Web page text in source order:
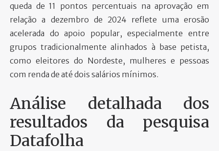
queda de 11 pontos percentuais na aprovação em
relação a dezembro de 2024 reflete uma erosão
acelerada do apoio popular, especialmente entre
grupos tradicionalmente alinhados à base petista,
como eleitores do Nordeste, mulheres e pessoas
com renda de até dois salários mínimos.
Análise detalhada dos
resultados da pesquisa
Datafolha